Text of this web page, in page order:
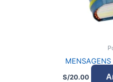
S/20.00